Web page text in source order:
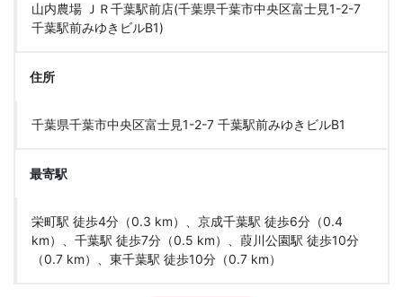
山内農場 ＪＲ千葉駅前店(千葉県千葉市中央区富士見1-2-7
千葉駅前みゆきビルB1)
住所
千葉県千葉市中央区富士見1-2-7 千葉駅前みゆきビルB1
最寄駅
栄町駅 徒歩4分（0.3 km）、京成千葉駅 徒歩6分（0.4
km）、千葉駅 徒歩7分（0.5 km）、葭川公園駅 徒歩10分
（0.7 km）、東千葉駅 徒歩10分（0.7 km）